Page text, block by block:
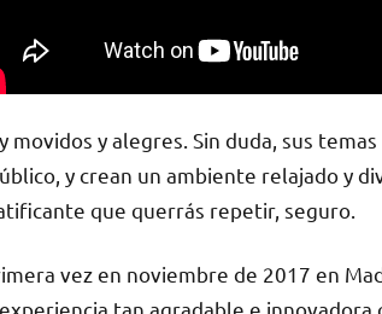
movidos y alegres. Sin duda, sus
y crean un ambiente relajado y
que querrás repetir, seguro.
vez en noviembre de 2017 en
experiencia tan agradable e